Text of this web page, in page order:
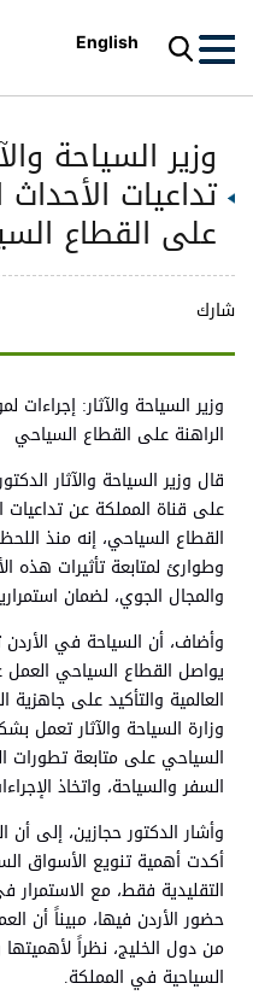
English
وزير السياحة
تداعيات الأحداث
على القطاع
شارك
وزير السياحة والآثار: إجراءات
الراهنة على القطاع السياحي
قال وزير السياحة والآثار
على قناة المملكة عن تداعيات
القطاع السياحي، إنه منذ
وطوارئ لمتابعة تأثيرات هذه
والمجال الجوي، لضمان
وأضاف، أن السياحة في الأردن
يواصل القطاع السياحي
العالمية والتأكيد على جاهزية
وزارة السياحة والآثار تعمل
السياحي على متابعة تطورات
السفر والسياحة، واتخاذ
وأشار الدكتور حجازين، إلى
أكدت أهمية تنويع الأسواق
التقليدية فقط، مع
حضور الأردن فيها، مبيناً أن
من دول الخليج، نظراً
السياحية في المملكة.